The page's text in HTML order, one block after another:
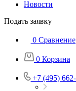
Новости
Подать заявку
0 Сравнение
0 Корзина
+7 (495)